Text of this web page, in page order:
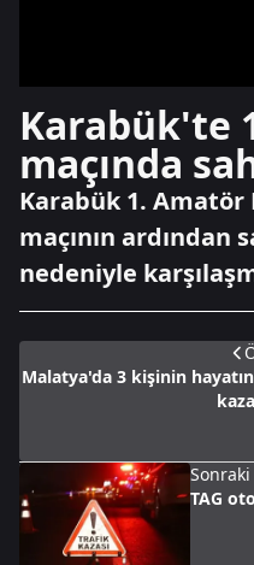
Karabük'te
maçında
Karabük 1. Amatör
maçının ardından
nedeniyle
Malatya'da 3 kişinin
TAG